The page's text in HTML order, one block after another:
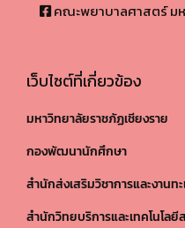
คณะพยาบาลศาสตร์ ม
เว็บไซต์ที่เกี่ยวข้อง
มหาวิทยาลัยราชภัฏเชียงราย
กองพัฒนานักศึกษา
สำนักส่งเสริมวิชาการและงานท
สำนักวิทยบริการและเทคโนโลยี